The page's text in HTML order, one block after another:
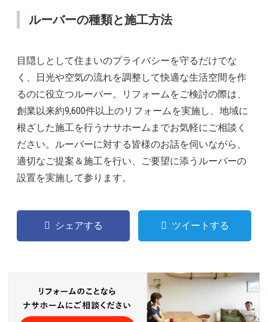
ルーバーの種類と施工方法
目隠しとして住まいのプライバシーを守るだけでな
く、日光や空気の流れを調整して快適な生活空間を作
るのに役立つルーバー。リフォームをご検討の際は、
創業以来約9,600件以上のリフォームを実施し、地域に
根ざした施工を行うナサホームまでお気軽にご相談く
ださい。ルーバーに対する皆様のお話を伺いながら、
適切なご提案＆施工を行い、ご要望に添うルーバーの
設置を実施して参ります。
シェアする ツイートする